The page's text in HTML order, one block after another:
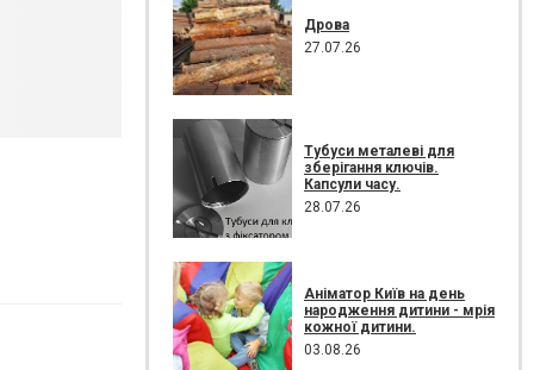
Дрова
27.07.26
Тубуси металеві для
зберігання ключів.
Капсули часу.
28.07.26
Аніматор Київ на день
народження дитини - мрія
кожної дитини.
03.08.26